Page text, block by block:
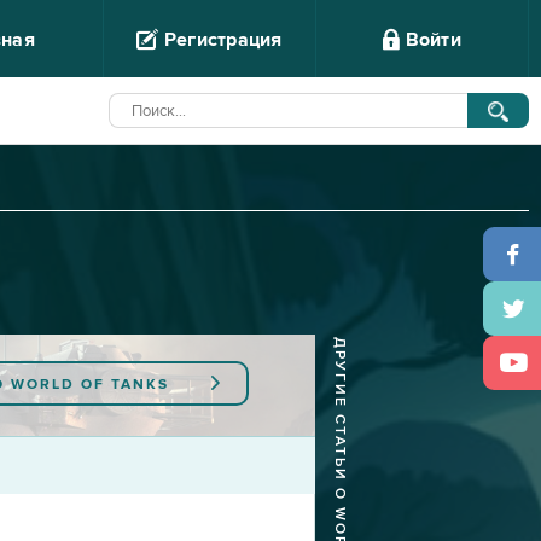
Регистрация Войти
WORLD OF TANKS